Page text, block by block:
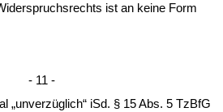
ist an kei­ne Form
- 11 -
„un­verzüglich“ iSd. § 15 Abs. 5 Tz­B­fG